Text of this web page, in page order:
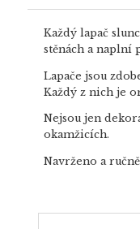
Každý lapač
stěnách a naplní
Lapače jsou
Každý z nich je
Nejsou jen
okamžicích.
Navrženo a